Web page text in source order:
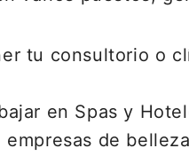
tu consultorio o
en Spas y
empresas de